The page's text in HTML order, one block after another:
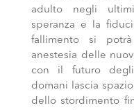
adulto negli
speranza e la
fallimento si
anestesia delle
con il futuro degli
domani lascia
dello stordimento